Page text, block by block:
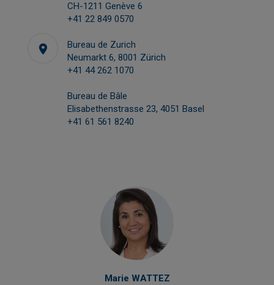
CH-1211 Genève 6
+41 22 849 0570
Bureau de Zurich
Neumarkt 6, 8001 Zürich
+41 44 262 1070
Bureau de Bâle
Elisabethenstrasse 23, 4051 Basel
+41 61 561 8240
Marie WATTEZ